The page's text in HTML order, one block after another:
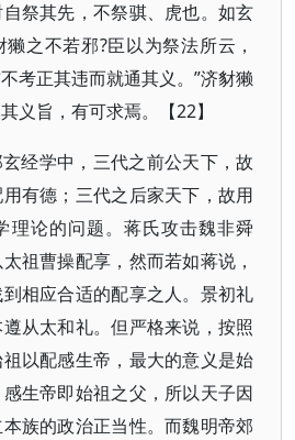
祭其先，不祭骐、虎也。如玄
之不若邪?臣以为祭法所云，
考正其违而就通其义。”济豺獭
义旨，有可求焉。【22】
经学中，三代之前公天下，故
有德；三代之后家天下，故用
理论的问题。蒋氏攻击魏非舜
祖曹操配享，然而若如蒋说，
相应合适的配享之人。景初礼
从太和礼。但严格来说，按照
以配感生帝，最大的意义是始
生帝即始祖之父，所以天子因
族的政治正当性。而魏明帝郊